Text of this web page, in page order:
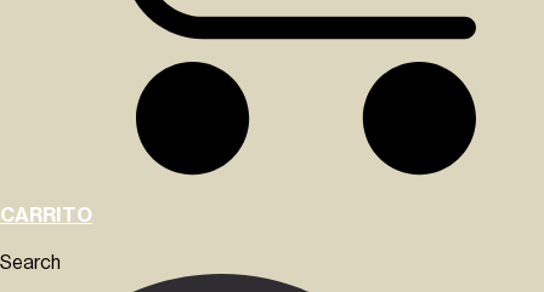
CARRITO
Search